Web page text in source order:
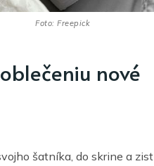
Foto: Freepick
nové
šatníka, do skrine a